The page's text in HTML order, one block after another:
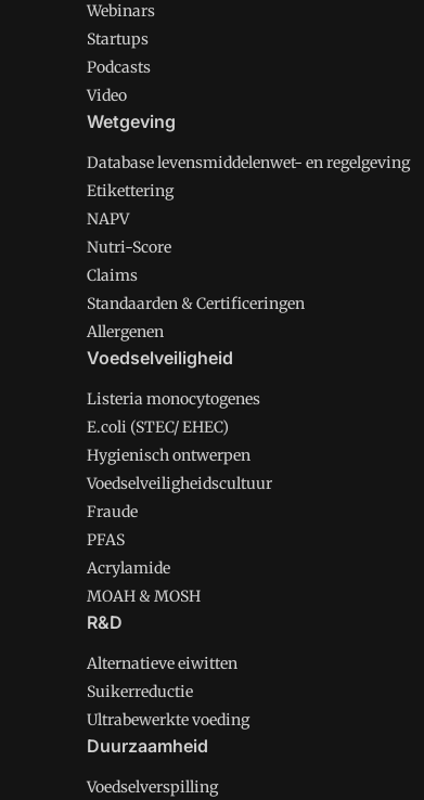
Webinars
Startups
Podcasts
Video
Wetgeving
Database levensmiddelenwet- en regelgeving
Etikettering
NAPV
Nutri-Score
Claims
Standaarden & Certificeringen
Allergenen
Voedselveiligheid
Listeria monocytogenes
E.coli (STEC/ EHEC)
Hygienisch ontwerpen
Voedselveiligheidscultuur
Fraude
PFAS
Acrylamide
MOAH & MOSH
R&D
Alternatieve eiwitten
Suikerreductie
Ultrabewerkte voeding
Duurzaamheid
Voedselverspilling